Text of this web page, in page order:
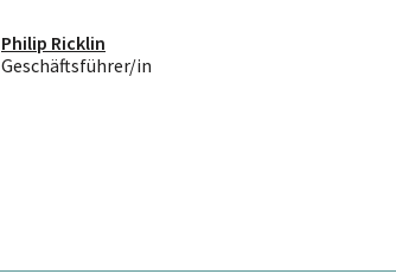
Philip Ricklin
Geschäftsführer/in